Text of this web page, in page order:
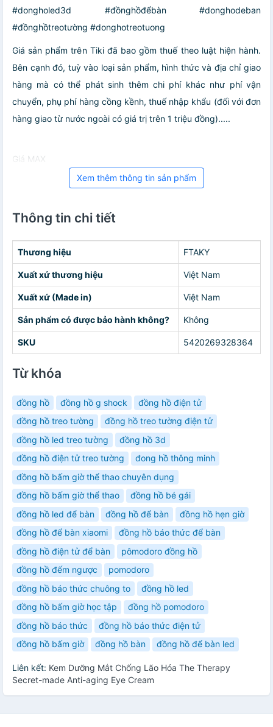
#dongholed3d #đồnghồđểbàn #donghodeban
#đồnghồtreotường #donghotreotuong
Giá sản phẩm trên Tiki đã bao gồm thuế theo luật hiện hành.
Bên cạnh đó, tuỳ vào loại sản phẩm, hình thức và địa chỉ giao
hàng mà có thể phát sinh thêm chi phí khác như phí vận
chuyển, phụ phí hàng cồng kềnh, thuế nhập khẩu (đối với đơn
hàng giao từ nước ngoài có giá trị trên 1 triệu đồng).....
Giá MAX
Xem thêm thông tin sản phẩm
Thông tin chi tiết
Thương hiệu FTAKY
Xuất xứ thương hiệu Việt Nam
Xuất xứ (Made in) Việt Nam
Sản phẩm có được bảo hành không? Không
SKU 5420269328364
Từ khóa
đồng hồ đồng hồ g shock
đồng hồ điện tử
đồng hồ treo tường
đồng hồ treo tường điện tử
đồng hồ led treo tường
đồng hồ 3d
đồng hồ điện tử treo tường
đong hồ thông minh
đồng hồ bấm giờ thể thao chuyên dụng
đồng hồ bấm giờ thể thao
đồng hồ bé gái
đồng hồ led để bàn
đồng hồ để bàn
đồng hồ hẹn giờ
đồng hồ để bàn xiaomi
đồng hồ báo thức để bàn
đồng hồ điện tử để bàn
pômodoro đồng hồ
đồng hồ đếm ngược
pomodoro
đồng hồ báo thức chuông to
đồng hồ led
đồng hồ bấm giờ học tập
đồng hồ pomodoro
đồng hồ báo thức
đồng hồ báo thức điện tử
đồng hồ bấm giờ
đồng hồ bàn đồng hồ để bàn led
Liên kết: Kem Dưỡng Mắt Chống Lão Hóa The Therapy
Secret-made Anti-aging Eye Cream